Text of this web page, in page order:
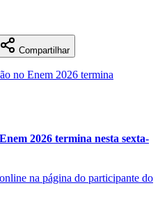
Compartilhar
2026 termina nesta sexta-
na página do participante do